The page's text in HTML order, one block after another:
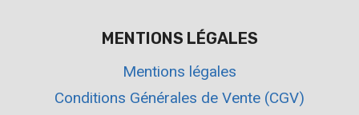
MENTIONS LÉGALES
Mentions légales
Conditions Générales de Vente (CGV)